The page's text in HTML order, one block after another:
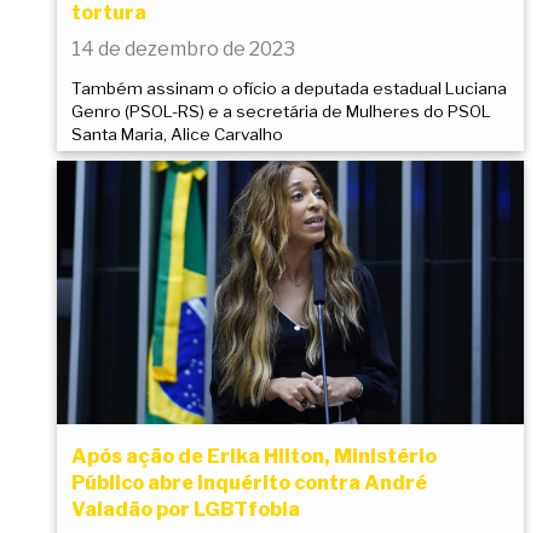
tortura
14 de dezembro de 2023
Também assinam o ofício a deputada estadual Luciana
Genro (PSOL-RS) e a secretária de Mulheres do PSOL
Santa Maria, Alice Carvalho
Após ação de Erika Hilton, Ministério
Público abre inquérito contra André
Valadão por LGBTfobia